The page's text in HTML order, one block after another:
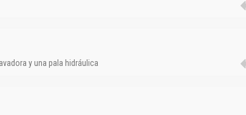
y una pala hidráulica